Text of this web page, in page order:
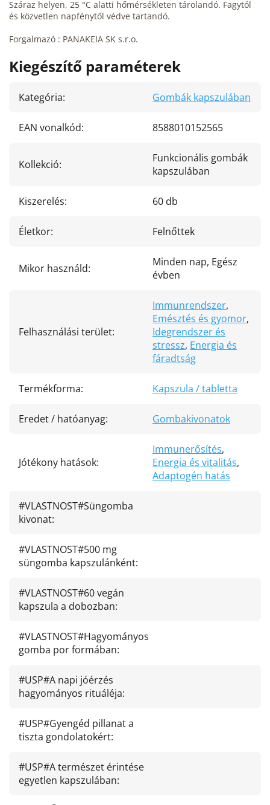
Száraz helyen, 25 °C alatti hőmérsékleten tárolandó. Fagytól
és közvetlen napfénytől védve tartandó.
Forgalmazó : PANAKEIA SK s.r.o.
Kiegészítő paraméterek
Kategória: Gombák kapszulában
EAN vonalkód: 8588010152565
Kollekció:
Funkcionális gombák
kapszulában
Kiszerelés: 60 db
Életkor: Felnőttek
Mikor használd:
Minden nap, Egész
évben
Felhasználási terület:
Immunrendszer,
Emésztés és gyomor,
Idegrendszer és
stressz, Energia és
fáradtság
Termékforma: Kapszula / tabletta
Eredet / hatóanyag: Gombakivonatok
Jótékony hatások:
Immunerősítés,
Energia és vitalitás,
Adaptogén hatás
#VLASTNOST#Süngomba
kivonat:
#VLASTNOST#500 mg
süngomba kapszulánként:
#VLASTNOST#60 vegán
kapszula a dobozban:
#VLASTNOST#Hagyományos
gomba por formában:
#USP#A napi jóérzés
hagyományos rituáléja:
#USP#Gyengéd pillanat a
tiszta gondolatokért:
#USP#A természet érintése
egyetlen kapszulában: